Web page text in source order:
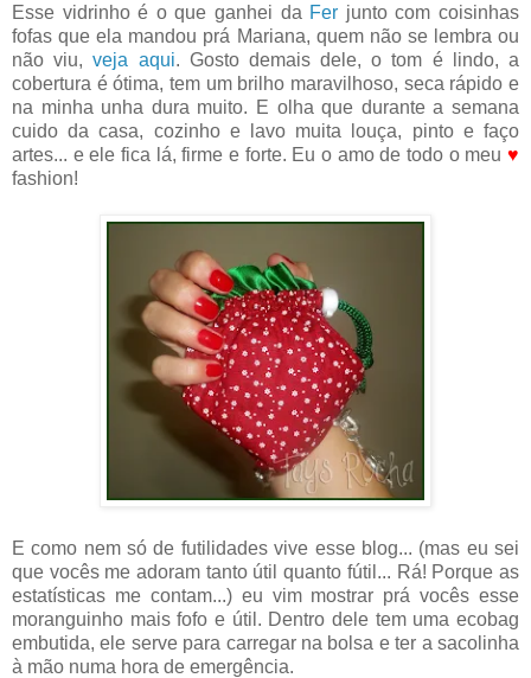
Esse vidrinho é o que ganhei da Fer junto com coisinhas
fofas que ela mandou prá Mariana, quem não se lembra ou
não viu,veja aqui. Gosto demais dele, o tom é lindo, a
cobertura é ótima, tem um brilho maravilhoso, seca rápido e
na minha unha dura muito. E olha que durante a semana
cuido da casa, cozinho e lavo muita louça, pinto e faço
artes... e ele fica lá, firme e forte. Eu o amo de todo o meu ♥
fashion!
E como nem só de futilidades vive esse blog... (mas eu sei
que vocês me adoram tanto útil quanto fútil... Rá! Porque as
estatísticas me contam...) eu vim mostrar prá vocês esse
moranguinho mais fofo e útil. Dentro dele tem uma ecobag
embutida, ele serve para carregar na bolsa e ter a sacolinha
à mão numa hora de emergência.